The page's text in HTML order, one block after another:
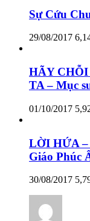
Sự Cứu
29/08/2017
HÃY
TA – Mục
01/10/2017
LỜI HỨA –
Giáo Phúc
30/08/2017